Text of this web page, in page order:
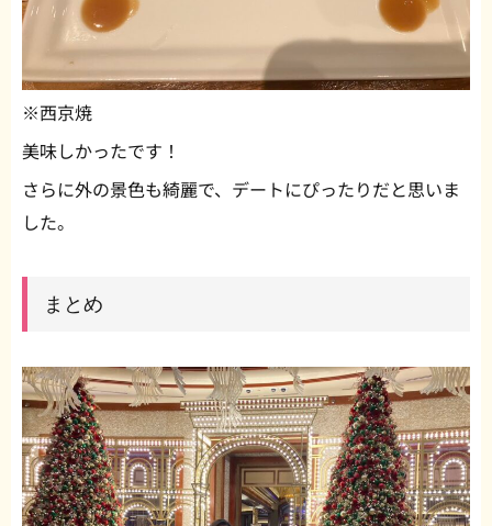
※西京焼
美味しかったです！
さらに外の景色も綺麗で、デートにぴったりだと思いま
した。
まとめ